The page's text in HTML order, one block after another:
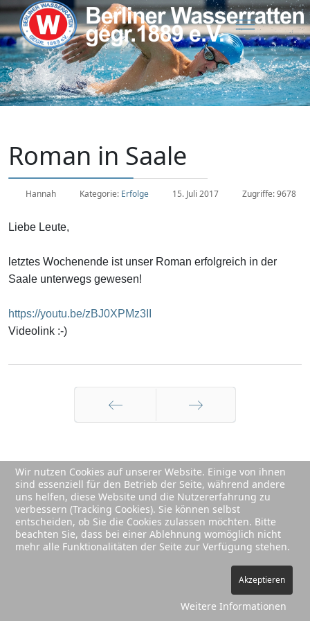
Roman in Saale
Hannah Kategorie: Erfolge 15. Juli 2017 Zugriffe: 9678
Liebe Leute,
letztes Wochenende ist unser Roman erfolgreich in der
Saale unterwegs gewesen!
https://youtu.be/zBJ0XPMz3II
Videolink :-)
© 2026 Berliner Wasserratten.Impressum/Datenschutz
Wir nutzen Cookies auf unserer Website. Einige von ihnen
sind essenziell für den Betrieb der Seite, während andere
uns helfen, diese Website und die Nutzererfahrung zu
verbessern (Tracking Cookies). Sie können selbst
entscheiden, ob Sie die Cookies zulassen möchten. Bitte
beachten Sie, dass bei einer Ablehnung womöglich nicht
mehr alle Funktionalitäten der Seite zur Verfügung stehen.
Akzeptieren
Weitere Informationen